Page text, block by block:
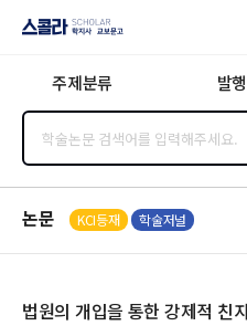
지사·교보문고
주제분류 발
논문 KCI등재 학술저널
법원의 개입을 통한 강제적 친